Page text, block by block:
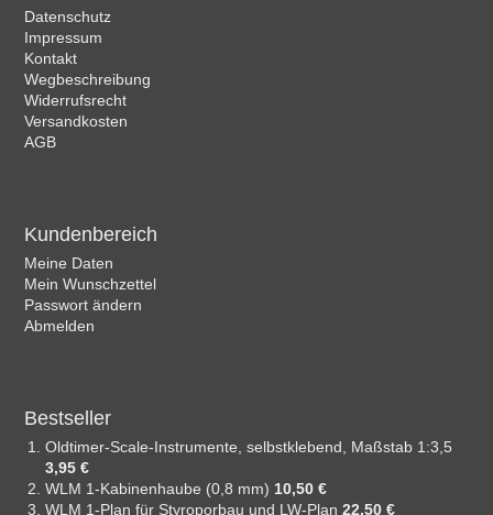
Datenschutz
Impressum
Kontakt
Wegbeschreibung
Widerrufsrecht
Versandkosten
AGB
Kundenbereich
Meine Daten
Mein Wunschzettel
Passwort ändern
Abmelden
Bestseller
Oldtimer-Scale-Instrumente, selbstklebend, Maßstab 1:3,5
3,95 €
WLM 1-Kabinenhaube (0,8 mm) 10,50 €
WLM 1-Plan für Styroporbau und LW-Plan22,50 €